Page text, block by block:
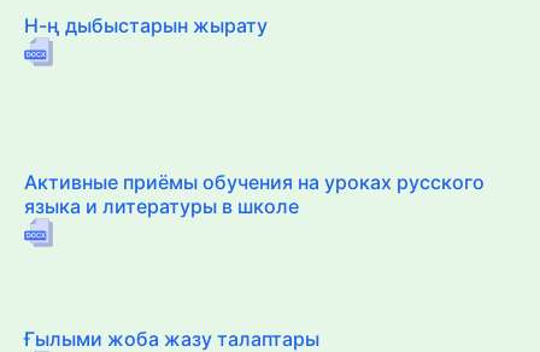
Н-ң дыбыстарын жырату
Активные приёмы обучения на уроках русского
языка и литературы в школе
Ғылыми жоба жазу талаптары